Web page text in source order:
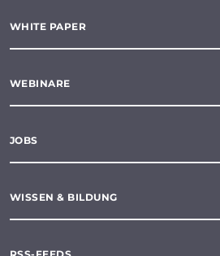
WHITE PAPER
WEBINARE
JOBS
WISSEN & BILDUNG